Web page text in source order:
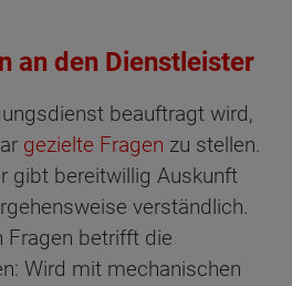
an den Dienstleister
beauftragt wird,
gezielte Fragen zu stellen.
gibt bereitwillig Auskunft
verständlich.
Fragen betrifft die
Wird mit mechanischen